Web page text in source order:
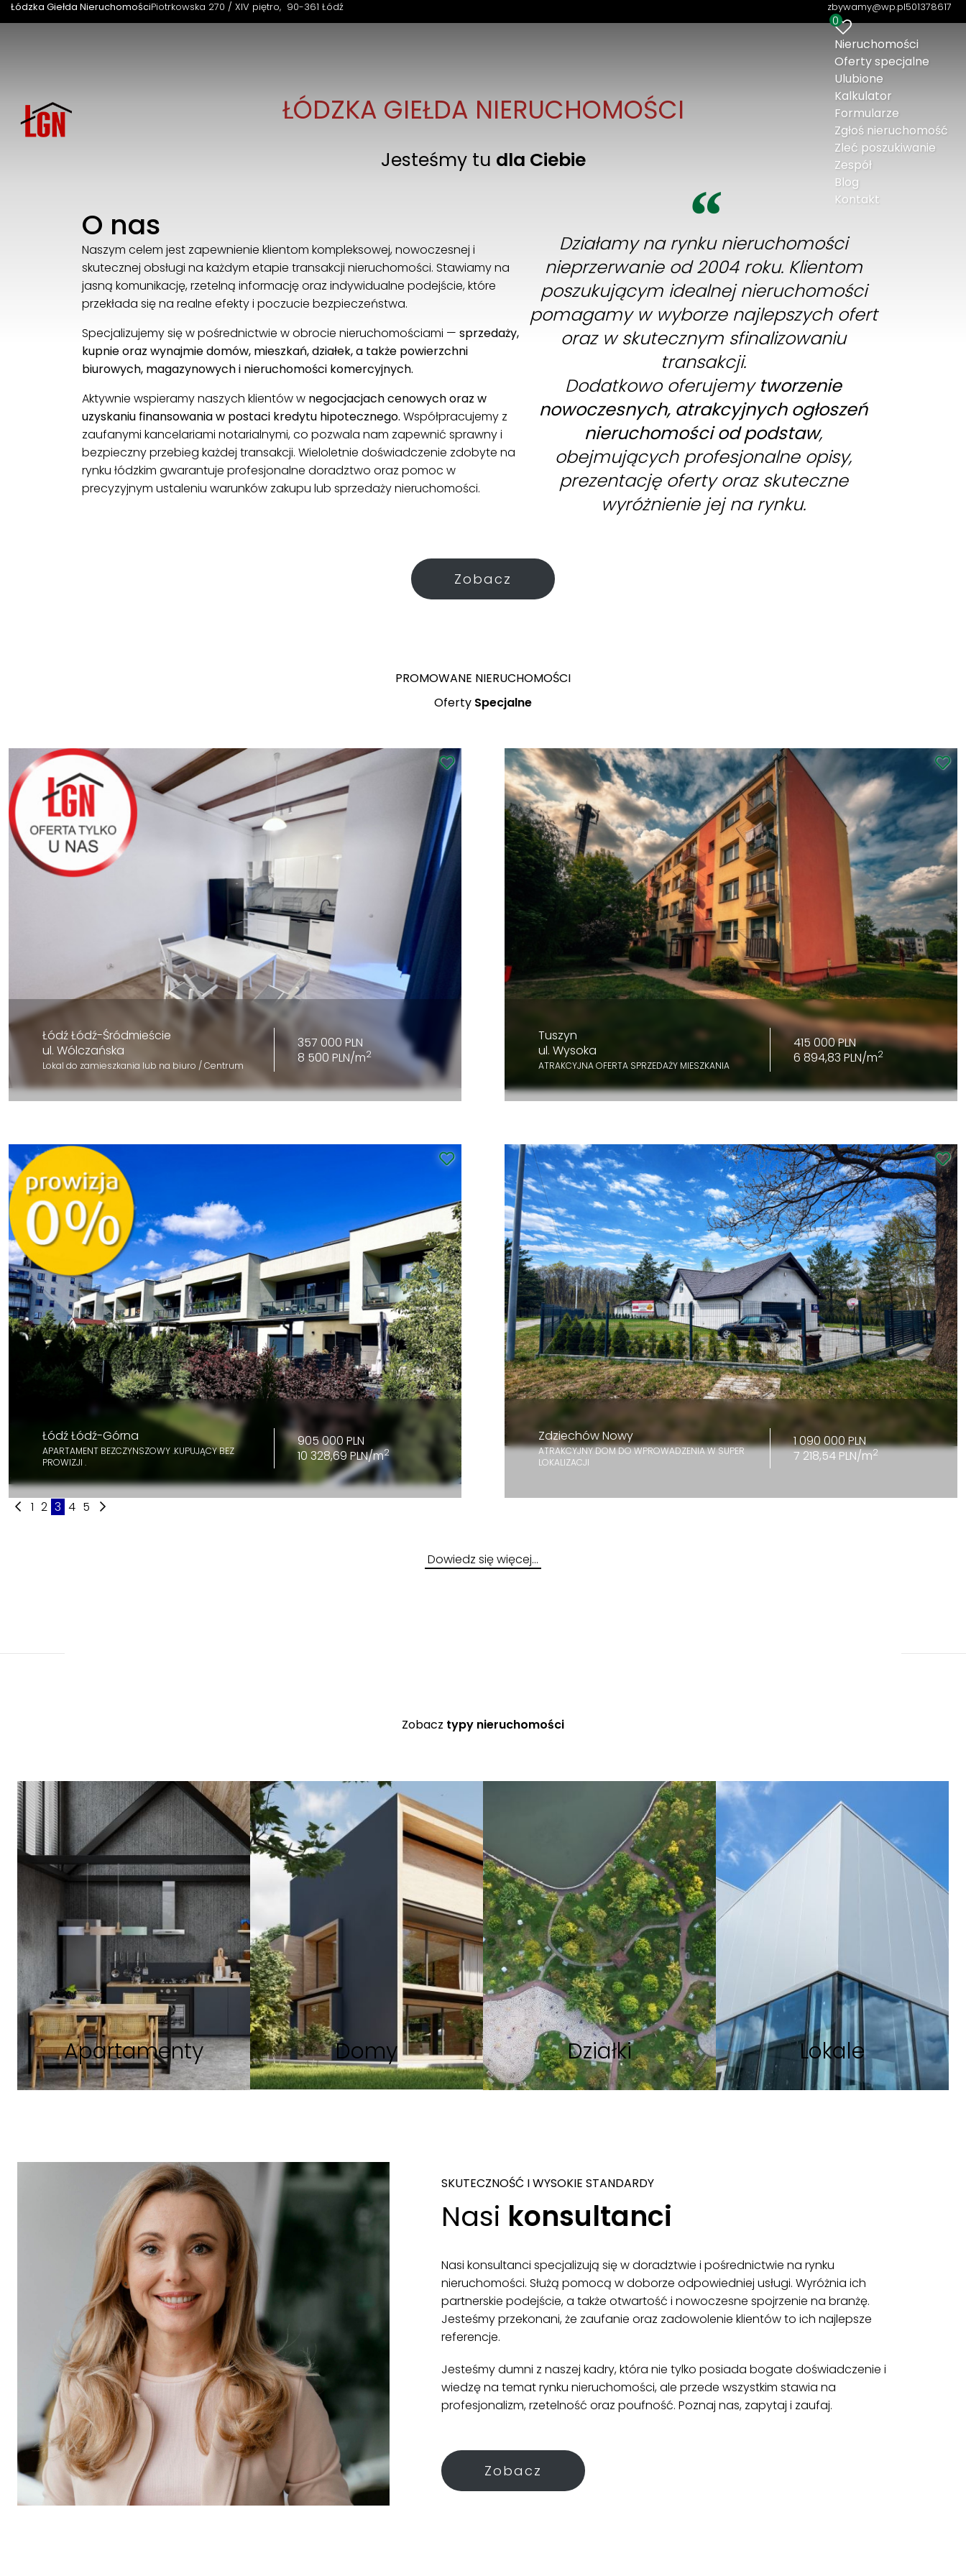
Łódzka Giełda NieruchomościPiotrkowska 270 / XIV piętro 90-361 Łódź zbywamy@wp.pl501378617
0
Nieruchomości
Oferty specjalne
Ulubione
Kalkulator
Formularze
Zgłoś nieruchomość
Zleć poszukiwanie
Zespół
Blog
Kontakt
ŁÓDZKA GIEŁDA NIERUCHOMOŚCI
Jesteśmy tu dla Ciebie
O nas
Naszym celem jest zapewnienie klientom kompleksowej, nowoczesnej i
skutecznej obsługi na każdym etapie transakcji nieruchomości. Stawiamy na
jasną komunikację, rzetelną informację oraz indywidualne podejście, które
przekłada się na realne efekty i poczucie bezpieczeństwa.
Specjalizujemy się w pośrednictwie w obrocie nieruchomościami — sprzedaży,
kupnie oraz wynajmie domów, mieszkań, działek, a także powierzchni
biurowych, magazynowych i nieruchomości komercyjnych.
Aktywnie wspieramy naszych klientów w negocjacjach cenowych oraz w
uzyskaniu finansowania w postaci kredytu hipotecznego. Współpracujemy z
zaufanymi kancelariami notarialnymi, co pozwala nam zapewnić sprawny i
bezpieczny przebieg każdej transakcji. Wieloletnie doświadczenie zdobyte na
rynku łódzkim gwarantuje profesjonalne doradztwo oraz pomoc w
precyzyjnym ustaleniu warunków zakupu lub sprzedaży nieruchomości.
Działamy na rynku nieruchomości
nieprzerwanie od 2004 roku. Klientom
poszukującym idealnej nieruchomości
pomagamy w wyborze najlepszych ofert
oraz w skutecznym sfinalizowaniu
transakcji.
Dodatkowo oferujemy tworzenie
nowoczesnych, atrakcyjnych ogłoszeń
nieruchomości od podstaw,
obejmujących profesjonalne opisy,
prezentację oferty oraz skuteczne
wyróżnienie jej na rynku.
Zobacz
PROMOWANE NIERUCHOMOŚCI
Oferty Specjalne
Łódź Łódź-Śródmieście
ul. Wólczańska
Lokal do zamieszkania lub na biuro / Centrum
357 000 PLN
8 500 PLN/m2
Tuszyn
ul. Wysoka
ATRAKCYJNA OFERTA SPRZEDAŻY MIESZKANIA
415 000 PLN
6 894,83 PLN/m2
Łódź Łódź-Górna
APARTAMENT BEZCZYNSZOWY .KUPUJĄCY BEZ
PROWIZJI .
905 000 PLN
10 328,69 PLN/m2
Zdziechów Nowy
ATRAKCYJNY DOM DO WPROWADZENIA W SUPER
LOKALIZACJI
1 090 000 PLN
7 218,54 PLN/m2
1 2 3 4 5
Dowiedz się więcej…
Zobacz typy nieruchomości
Apartamenty Domy Działki Lokale
SKUTECZNOŚĆ I WYSOKIE STANDARDY
Nasi konsultanci
Nasi konsultanci specjalizują się w doradztwie i pośrednictwie na rynku
nieruchomości. Służą pomocą w doborze odpowiedniej usługi. Wyróżnia ich
partnerskie podejście, a także otwartość i nowoczesne spojrzenie na branżę.
Jesteśmy przekonani, że zaufanie oraz zadowolenie klientów to ich najlepsze
referencje.
Jesteśmy dumni z naszej kadry, która nie tylko posiada bogate doświadczenie i
wiedzę na temat rynku nieruchomości, ale przede wszystkim stawia na
profesjonalizm, rzetelność oraz poufność. Poznaj nas, zapytaj i zaufaj.
Zobacz